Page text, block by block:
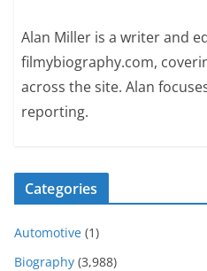
Alan Miller is a writer and
filmybiography.com,
across the site. Alan
reporting.
Categories
Automotive (1)
Biography (3,988)